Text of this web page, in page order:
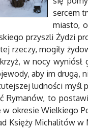
sercem
miasto,
przyszli Żydzi
rzeczy, mogiły
w nocy
aby im drugą,
ludności myśl
Rymanów, to
w okresie Wielkiego
Księży Michalitów